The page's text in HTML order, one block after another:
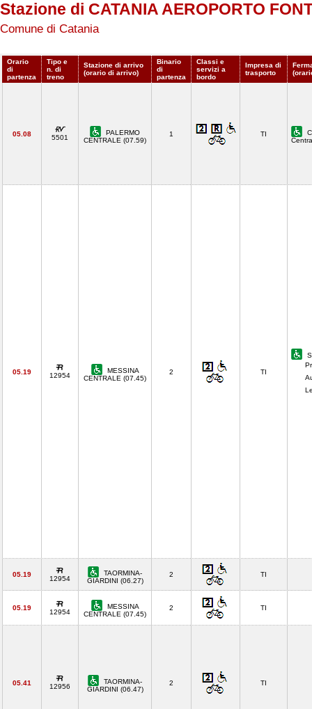
Stazione di CATANIA AEROPORTO
Comune di Catania
Orario
di
partenza
Tipo e
n. di
treno
Stazione di arrivo
(orario di arrivo)
Binario
di
partenza
Classi e
servizi a
bordo
Impresa di
trasporto
05.08 5501
PALERMO
CENTRALE (07.59)
1 TI
05.19 12954
MESSINA
CENTRALE (07.45)
2 TI
05.19
12954
TAORMINA-
GIARDINI (06.27)
2 TI
05.19
12954
MESSINA
CENTRALE (07.45)
2 TI
05.41 12956
TAORMINA-
GIARDINI (06.47)
2 TI